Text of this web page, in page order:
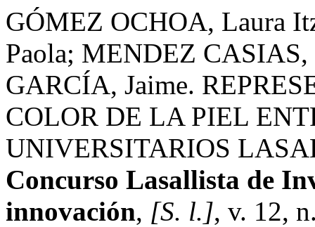
GÓMEZ OCHOA, Laura
Paola; MENDEZ
GARCÍA, Jaime.
COLOR DE LA PIEL
UNIVERSITARIOS
Concurso Lasallista de
innovación, [S. l.], v. 12,